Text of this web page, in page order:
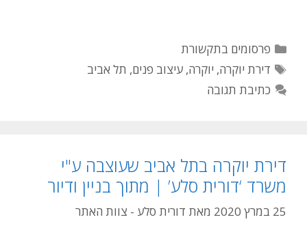
קטגוריות
פרסומים בתקשורת
תגיות
דירת יוקרה, יוקרה,עיצוב פנים, תל אביב
כתיבת תגובה
דירת יוקרה בתל אביב שעוצבה ע"י
משרד ‘דורית סלע’ | מתוך בניין ודיור
25 במרץ 2020 מאת דורית סלע - צוות האתר